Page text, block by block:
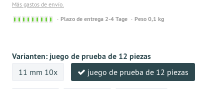
Más gastos de envío.
Sofort
Plazo de entrega 2-4 Tage Peso 0,1 kg
Varianten: juego de prueba de 12 piezas
11 mm 10x juego de prueba de 12 piezas